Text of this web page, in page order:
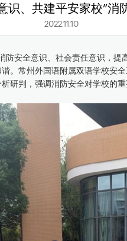
识、共建平安家校”消
2022.11.10
防安全意识、社会责任意识，
。常州外国语附属双语学校安
研判，强调消防安全对学校的